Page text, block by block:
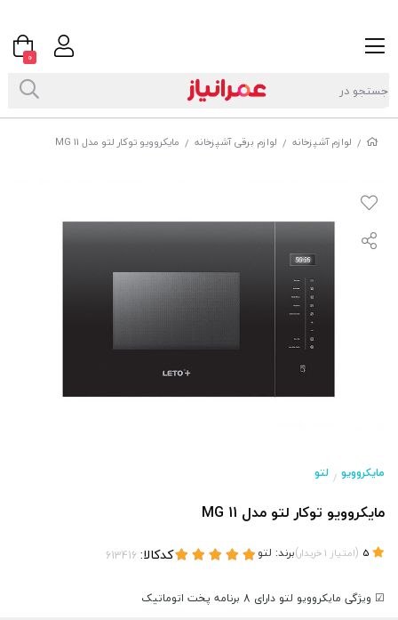
/ لوازم آشپزخانه / لوازم برقی آشپزخانه / مایکروویو توکار لتو مدل MG 11
مایکروویو / لتو
مایکروویو توکار لتو مدل MG 11
(امتیاز 1خریدار)برند: لتو کدکالا:
☑ ویژگی مایکروویو لتو دارای 8 برنامه پخت اتوماتیک
0